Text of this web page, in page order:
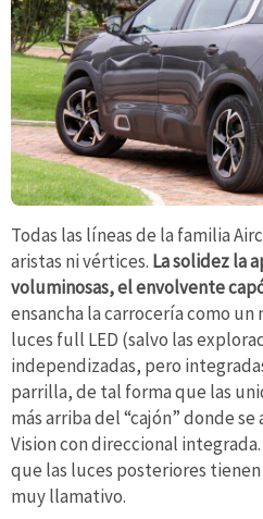
Todas las líneas de la familia
aristas ni vértices. La solidez la
voluminosas, el envolvente
ensancha la carrocería como
luces full LED (salvo las
independizadas, pero
parrilla, de tal forma que las
más arriba del “cajón” donde se
Vision con direccional
que las luces posteriores
muy llamativo.